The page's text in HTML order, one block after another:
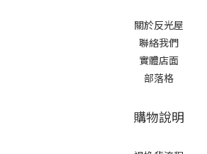
關於反光屋
聯絡我們
實體店面
部落格
購物說明